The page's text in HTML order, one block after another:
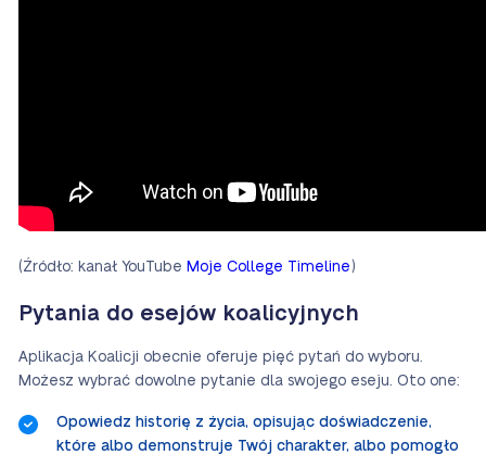
(Źródło: kanał YouTube Moje College Timeline )
Pytania do esejów koalicyjnych
Aplikacja Koalicji obecnie oferuje pięć pytań do wyboru.
Możesz wybrać dowolne pytanie dla swojego eseju. Oto one:
Opowiedz historię z życia, opisując doświadczenie,
które albo demonstruje Twój charakter, albo pomogło